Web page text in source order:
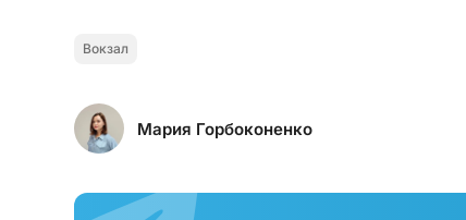
Вокзал
Мария Горбоконенко